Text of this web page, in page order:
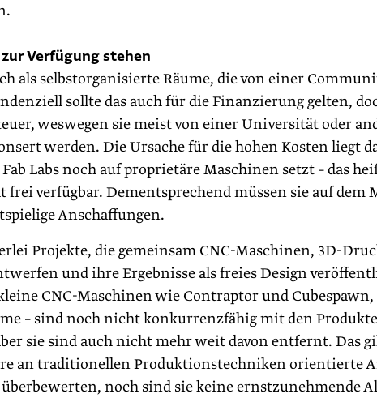
Verfügung stehen
als selbstorganisierte Räume, die von einer
sollte das auch für die Finanzierung gelten,
weswegen sie meist von einer Universität oder
werden. Die Ursache für die hohen Kosten liegt
Labs noch auf proprietäre Maschinen setzt – das
verfügbar. Dementsprechend müssen sie auf dem
Anschaffungen.
Projekte, die gemeinsam CNC-Maschinen, 3D-
und ihre Ergebnisse als freies Design
CNC-Maschinen wie Contraptor und
– sind noch nicht konkurrenzfähig mit den
sie sind auch nicht mehr weit davon entfernt. Das
an traditionellen Produktionstechniken orientierte
noch sind sie keine ernstzunehmende